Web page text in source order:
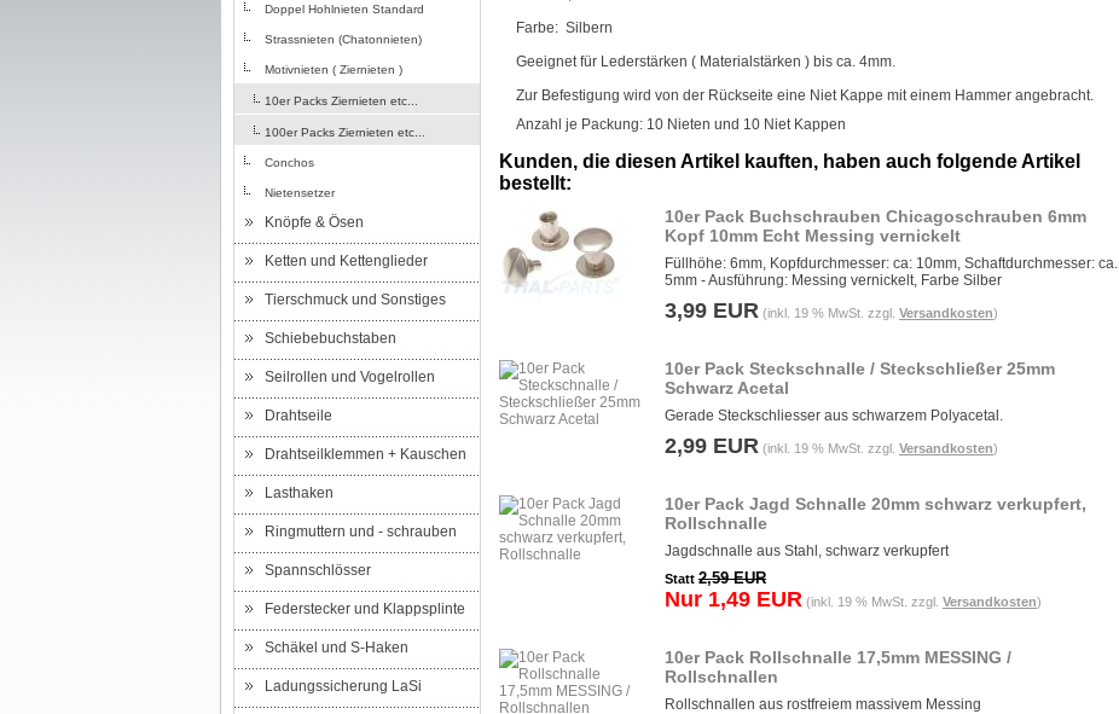
Doppel Hohlnieten Standard
Strassnieten (Chatonnieten)
Motivnieten ( Ziernieten )
10er Packs Ziernieten etc...
100er Packs Ziernieten etc...
Conchos
Nietensetzer
Knöpfe & Ösen
Ketten und Kettenglieder
Tierschmuck und Sonstiges
Schiebebuchstaben
Seilrollen und Vogelrollen
Drahtseile
Drahtseilklemmen + Kauschen
Lasthaken
Ringmuttern und - schrauben
Spannschlösser
Federstecker und Klappsplinte
Schäkel und S-Haken
Ladungssicherung LaSi
Farbe: Silbern
Geeignet für Lederstärken ( Materialstärken ) bis ca. 4mm.
Zur Befestigung wird von der Rückseite eine Niet Kappe mit einem Hammer angebracht.
Anzahl je Packung: 10 Nieten und 10 Niet Kappen
Kunden, die diesen Artikel kauften, haben auch folgende Artikel
bestellt:
10er Pack Buchschrauben Chicagoschrauben 6mm
Kopf 10mm Echt Messing vernickelt
Füllhöhe: 6mm, Kopfdurchmesser: ca: 10mm, Schaftdurchmesser: ca.
5mm - Ausführung: Messing vernickelt, Farbe Silber
3,99 EUR (inkl. 19 % MwSt. zzgl. Versandkosten)
10er Pack Steckschnalle / Steckschließer 25mm
Schwarz Acetal
Gerade Steckschliesser aus schwarzem Polyacetal.
2,99 EUR (inkl. 19 % MwSt. zzgl. Versandkosten)
10er Pack Jagd Schnalle 20mm schwarz verkupfert,
Rollschnalle
Jagdschnalle aus Stahl, schwarz verkupfert
Statt 2,59 EUR
Nur 1,49 EUR (inkl. 19 % MwSt. zzgl. Versandkosten)
10er Pack Rollschnalle 17,5mm MESSING /
Rollschnallen
Rollschnallen aus rostfreiem massivem Messing